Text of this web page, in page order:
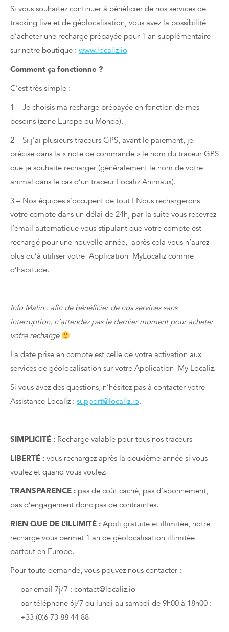
Si vous souhaitez continuer à bénéficier de nos services de
tracking live et de géolocalisation, vous avez la possibilité
d’acheter une recharge prépayée pour 1 an supplémentaire
sur notre boutique : www.localiz.io
Comment ça fonctionne ?
C’est très simple :
1 – Je choisis ma recharge prépayée en fonction de mes
besoins (zone Europe ou Monde).
2 – Si j’ai plusieurs traceurs GPS, avant le paiement, je
précise dans la « note de commande » le nom du traceur GPS
que je souhaite recharger (généralement le nom de votre
animal dans le cas d’un traceur Localiz Animaux).
3 – Nos équipes s’occupent de tout ! Nous rechargerons
votre compte dans un délai de 24h, par la suite vous recevrez
l’email automatique vous stipulant que votre compte est
rechargé pour une nouvelle année, après cela vous n’aurez
plus qu’à utiliser votre Application MyLocaliz comme
d’habitude.
Info Malin : afin de bénéficier de nos services sans
interruption, n’attendez pas le dernier moment pour acheter
votre recharge
La date prise en compte est celle de votre activation aux
services de géolocalisation sur votre Application My Localiz.
Si vous avez des questions, n’hésitez pas à contacter votre
Assistance Localiz : support@localiz.io.
SIMPLICITÉ : Recharge valable pour tous nos traceurs
LIBERTÉ : vous rechargez après la deuxième année si vous
voulez et quand vous voulez.
TRANSPARENCE : pas de coût caché, pas d’abonnement,
pas d’engagement donc pas de contraintes.
RIEN QUE DE L’ILLIMITÉ : Appli gratuite et illimitée, notre
recharge vous permet 1 an de géolocalisation illimitée
partout en Europe.
Pour toute demande, vous pouvez nous contacter :
par email 7j/7 : contact@localiz.io
par téléphone 6j/7 du lundi au samedi de 9h00 à 18h00 :
+33 (0)6 73 88 44 88